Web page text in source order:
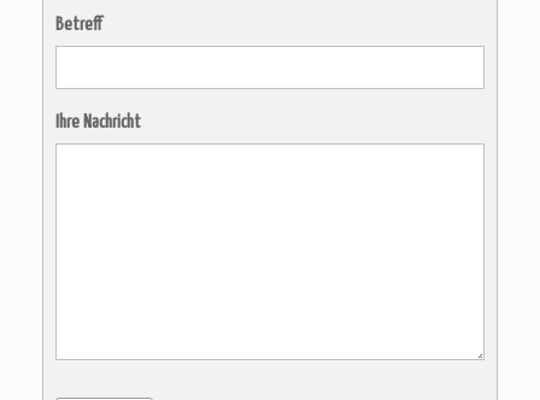
Betreff
Ihre Nachricht